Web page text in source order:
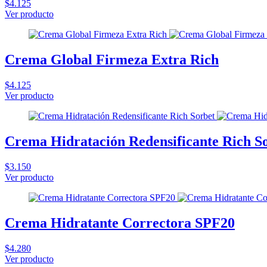
$4.125
Ver producto
Crema Global Firmeza Extra Rich
$4.125
Ver producto
Crema Hidratación Redensificante Rich
$3.150
Ver producto
Crema Hidratante Correctora SPF20
$4.280
Ver producto